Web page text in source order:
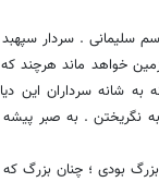
سلیمانی . سردار
خواهد ماند هرچند
شانه سرداران این
نگریختن . به صبر
بزرگ بودی ؛ چنان بزرگ